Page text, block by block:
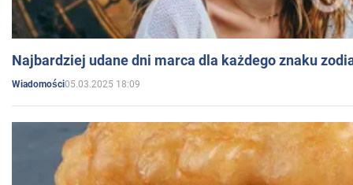
Najbardziej udane dni marca dla każdego znaku
Wiadomości05.03.2025 18:09